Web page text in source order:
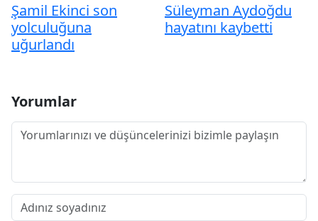
Şamil Ekinci son
yolculuğuna
uğurlandı
Süleyman Aydoğdu
hayatını kaybetti
Yorumlar